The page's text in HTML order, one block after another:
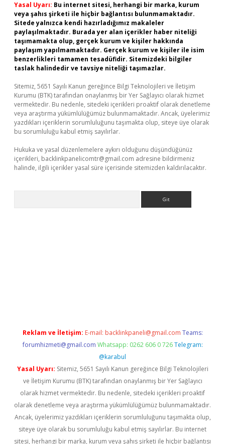
Yasal Uyarı: Bu internet sitesi, herhangi bir marka, kurum
veya şahıs şirketi ile hiçbir bağlantısı bulunmamaktadır.
Sitede yalnızca kendi hazırladığımız makaleler
paylaşılmaktadır. Burada yer alan içerikler haber niteliği
taşımamakta olup, gerçek kurum ve kişiler hakkında
paylaşım yapılmamaktadır. Gerçek kurum ve kişiler ile isim
benzerlikleri tamamen tesadüfidir. Sitemizdeki bilgiler
taslak halindedir ve tavsiye niteliği taşımazlar.
Sitemiz, 5651 Sayılı Kanun gereğince Bilgi Teknolojileri ve İletişim
Kurumu (BTK) tarafından onaylanmış bir Yer Sağlayıcı olarak hizmet
vermektedir. Bu nedenle, sitedeki içerikleri proaktif olarak denetleme
veya araştırma yükümlülüğümüz bulunmamaktadır. Ancak, üyelerimiz
yazdıkları içeriklerin sorumluluğunu taşımakta olup, siteye üye olarak
bu sorumluluğu kabul etmiş sayılırlar.
Hukuka ve yasal düzenlemelere aykırı olduğunu düşündüğünüz
içerikleri, backlinkpanelicomtr@gmail.com adresine bildirmeniz
halinde, ilgili içerikler yasal süre içerisinde sitemizden kaldırılacaktır.
Reklam ve İletişim: E-mail: backlinkpaneli@gmail.com Teams:
forumhizmeti@gmail.com Whatsapp: 0262 606 0 726 Telegram:
@karabul
Yasal Uyarı: Sitemiz, 5651 Sayılı Kanun gereğince Bilgi Teknolojileri
ve İletişim Kurumu (BTK) tarafından onaylanmış bir Yer Sağlayıcı
olarak hizmet vermektedir. Bu nedenle, sitedeki içerikleri proaktif
olarak denetleme veya araştırma yükümlülüğümüz bulunmamaktadır.
Ancak, üyelerimiz yazdıkları içeriklerin sorumluluğunu taşımakta olup,
siteye üye olarak bu sorumluluğu kabul etmiş sayılırlar. Bu internet
sitesi, herhangi bir marka, kurum veya şahıs şirketi ile hiçbir bağlantısı